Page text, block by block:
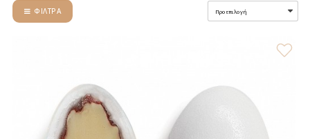
ΦΊΛΤΡΑ